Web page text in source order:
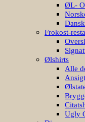
ØL-
Frokost-
Ølshirts
Alle
Ugly